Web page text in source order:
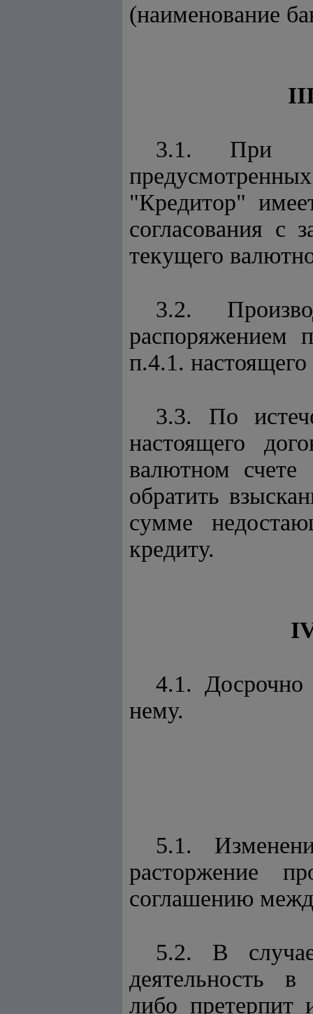
(наименование
3.1. При
"Кредитор"
согласования с
текущего
3.2.
распоряжением
п.4.1. настоящего
3.3. По
настоящего
валютном
обратить
сумме
кредиту.
4.1. Досрочно
нему.
5.1.
расторжение
соглашению
5.2. В
деятельность в
либо претерпит